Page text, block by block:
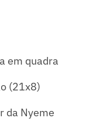
em quadra
(21x8)
da Nyeme